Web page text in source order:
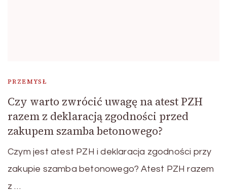
PRZEMYSŁ
Czy warto zwrócić uwagę na atest PZH
razem z deklaracją zgodności przed
zakupem szamba betonowego?
Czym jest atest PZH i deklaracja zgodności przy
zakupie szamba betonowego? Atest PZH razem
z …